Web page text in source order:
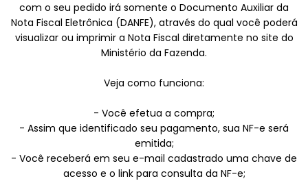
com o seu pedido irá somente o Documento Auxiliar da
Nota Fiscal Eletrônica (DANFE), através do qual você poderá
visualizar ou imprimir a Nota Fiscal diretamente no site do
Ministério da Fazenda.
Veja como funciona:
- Você efetua a compra;
- Assim que identificado seu pagamento, sua NF-e será
emitida;
- Você receberá em seu e-mail cadastrado uma chave de
acesso e o link para consulta da NF-e;